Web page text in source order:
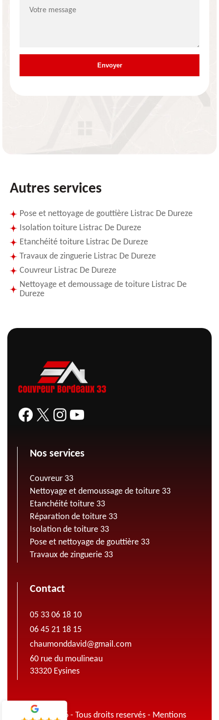
Autres services
Pose et nettoyage de gouttière Listrac De Dureze
Isolation toiture Listrac De Dureze
Etanchéité toiture Listrac De Dureze
Travaux de zinguerie Listrac De Dureze
Couvreur Listrac De Dureze
Nettoyage et demoussage de toiture Listrac De
Dureze
Nos services
Couvreur 33
Nettoyage et demoussage de toiture 33
Etanchéité toiture 33
Réparation de toiture 33
Isolation de toiture 33
Pose et nettoyage de gouttière 33
Travaux de zinguerie 33
Contact
05 33 06 18 10
06 45 21 18 15
chaumonddavid@gmail.com
60 rue du moulineau
33320 Eysines
© 2022 - 2026 - Tous droits reservés - Mentions